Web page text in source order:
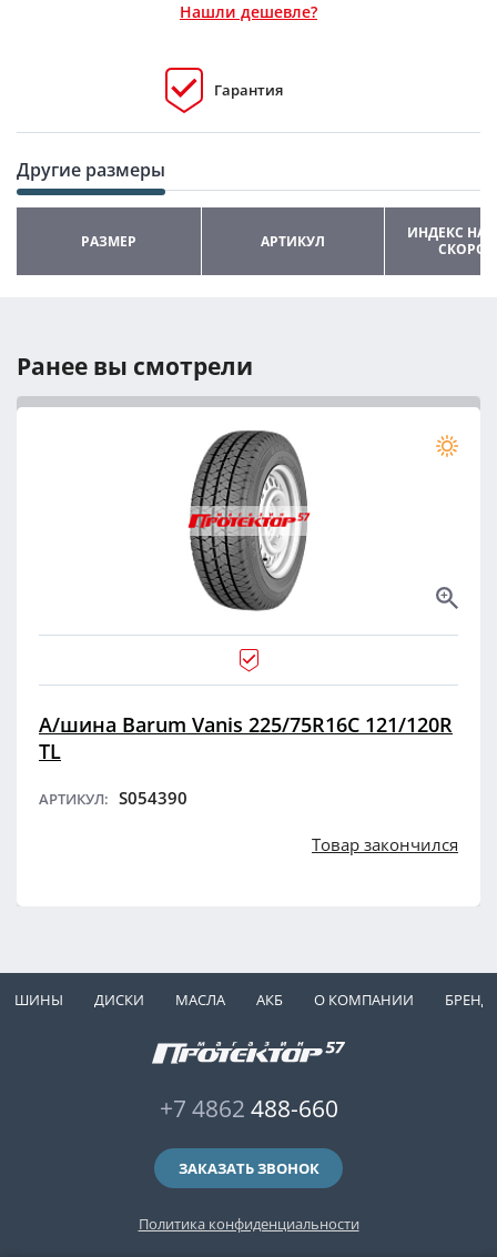
Нашли дешевле?
Гарантия
Другие размеры
РАЗМЕР АРТИКУЛ
ИНДЕКС
Ранее вы смотрели
А/шина Barum Vanis 225/75R16C 121/120R
TL
АРТИКУЛ: S054390
Товар закончился
ШИНЫ ДИСКИ МАСЛА АКБ О КОМПАНИИ
Политика конфиденциальности
+7 4862 488-660
ЗАКАЗАТЬ ЗВОНОК